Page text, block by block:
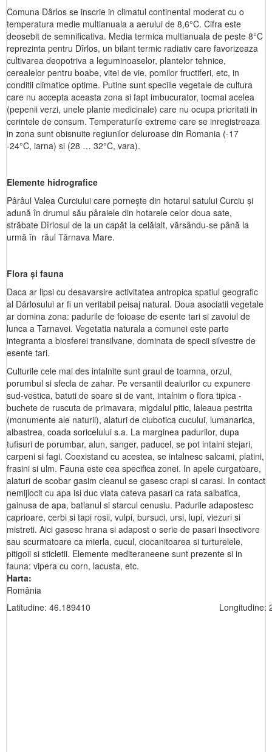
Comuna Dârlos se inscrie in climatul continental moderat cu o
temperatura medie multianuala a aerului de 8,6°C. Cifra este
deosebit de semnificativa. Media termica multianuala de peste 8°C
reprezinta pentru Dîrlos, un bilant termic radiativ care favorizeaza
cultivarea deopotriva a leguminoaselor, plantelor tehnice,
cerealelor pentru boabe, vitei de vie, pomilor fructiferi, etc, in
conditii climatice optime. Putine sunt speciile vegetale de cultura
care nu accepta aceasta zona si fapt imbucurator, tocmai acelea
(pepenii verzi, unele plante medicinale) care nu ocupa prioritati in
cerintele de consum. Temperaturile extreme care se inregistreaza
in zona sunt obisnuite regiunilor deluroase din Romania (-17
-24°C, iarna) si (28 … 32°C, vara).
Elemente hidrografice
Pârâul Valea Curciului care porneşte din hotarul satului Curciu şi
adună în drumul său pâraiele din hotarele celor doua sate,
străbate Dîrlosul de la un capăt la celălalt, vărsându-se până la
urmă în râul Târnava Mare.
Flora şi fauna
Daca ar lipsi cu desavarsire activitatea antropica spatiul geografic
al Dârlosului ar fi un veritabil peisaj natural. Doua asociatii vegetale
ar domina zona: padurile de foioase de esente tari si zavoiul de
lunca a Tarnavei. Vegetatia naturala a comunei este parte
integranta a biosferei transilvane, dominata de specii silvestre de
esente tari.
Culturile cele mai des intalnite sunt graul de toamna, orzul,
porumbul si sfecla de zahar. Pe versantii dealurilor cu expunere
sud-vestica, batuti de soare si de vant, intalnim o flora tipica -
buchete de ruscuta de primavara, migdalul pitic, laleaua pestrita
(monumente ale naturii), alaturi de ciubotica cucului, lumanarica,
albastrea, coada soricelului s.a. La marginea padurilor, dupa
tufisuri de porumbar, alun, sanger, paducel, se pot intalni stejari,
carpeni si fagi. Coexistand cu acestea, se intalnesc salcami, platini,
frasini si ulm. Fauna este cea specifica zonei. In apele curgatoare,
alaturi de scobar gasim cleanul se gasesc crapi si carasi. In contact
nemijlocit cu apa isi duc viata cateva pasari ca rata salbatica,
gainusa de apa, batlanul si starcul cenusiu. Padurile adapostesc
caprioare, cerbi si tapi rosii, vulpi, bursuci, ursi, lupi, viezuri si
mistreti. Aici gasesc hrana si adapost o serie de pasari insectivore
sau scurmatoare ca mierla, cucul, ciocanitoarea si turturelele,
pitigoii si sticletii. Elemente mediteraneene sunt prezente si in
fauna: vipera cu corn, lacusta, etc.
Harta:
România
Latitudine: 46.189410
Longitudine: